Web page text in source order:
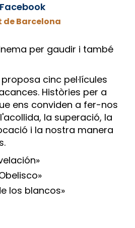
Facebook
Barcelona
per gaudir i també
proposa cinc pel·lícules
Històries per a
ens conviden a fer-nos
la superació, la
i la nostra manera
los blancos»